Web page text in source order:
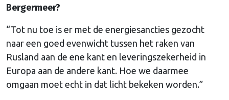
Bergermeer?
“Tot nu toe is er met de energiesancties gezocht
naar een goed evenwicht tussen het raken van
Rusland aan de ene kant en leveringszekerheid in
Europa aan de andere kant. Hoe we daarmee
omgaan moet echt in dat licht bekeken worden.”